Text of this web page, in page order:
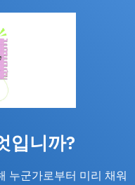
입니까?
누군가로부터 미리 채워